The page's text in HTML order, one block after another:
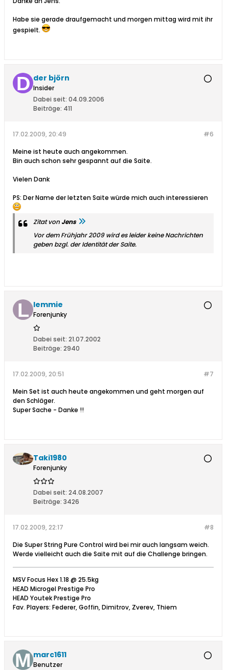
Habe sie gerade draufgemacht und morgen mittag wird mit ihr
gespielt.
der björn
Insider
Dabei seit: 04.09.2006
Beiträge: 411
#6
17.02.2009, 20:49
Meine ist heute auch angekommen.
Bin auch schon sehr gespannt auf die Saite.
Vielen Dank
PS: Der Name der letzten Saite würde mich auch interessieren
Zitat von Jens
Vor dem Frühjahr 2009 wird es leider keine Nachrichten
geben bzgl. der Identität der Saite.
lemmie
Forenjunky
Dabei seit: 21.07.2002
Beiträge: 2940
#7
17.02.2009, 20:51
Mein Set ist auch heute angekommen und geht morgen auf
den Schläger.
Super Sache - Danke !!
Taki1980
Forenjunky
Dabei seit: 24.08.2007
Beiträge: 3426
#8
17.02.2009, 22:17
Die Super String Pure Control wird bei mir auch langsam weich.
Werde vielleicht auch die Saite mit auf die Challenge bringen.
MSV Focus Hex 1.18 @ 25.5kg
HEAD Microgel Prestige Pro
HEAD Youtek Prestige Pro
Fav. Players: Federer, Goffin, Dimitrov, Zverev, Thiem
marc1611
Benutzer